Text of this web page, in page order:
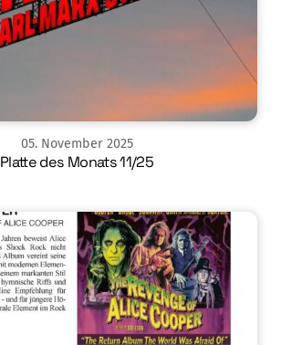
05. November 2025
Platte des Monats 11/25